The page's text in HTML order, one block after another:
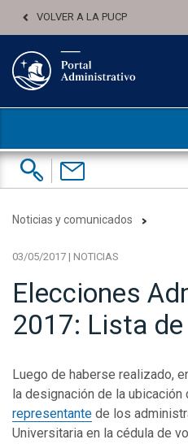
VOLVER A LA PUCP
Buscar:
Contáctenos
Noticias y comunicados
03/05/2017 | NOTICIAS
Elecciones
2017: Lista
Luego de haberse realizado,
la designación de la ubicación
representante de los
Universitaria en la cédula de